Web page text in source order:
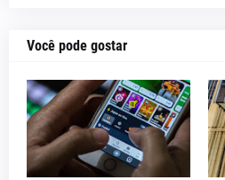
Você pode gostar